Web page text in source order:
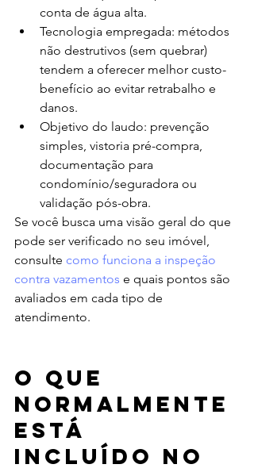
conta de água alta.
Tecnologia empregada: métodos
não destrutivos (sem quebrar)
tendem a oferecer melhor custo-
benefício ao evitar retrabalho e
danos.
Objetivo do laudo: prevenção
simples, vistoria pré-compra,
documentação para
condomínio/seguradora ou
validação pós-obra.
Se você busca uma visão geral do que
pode ser verificado no seu imóvel,
consulte como funciona a inspeção
contra vazamentos e quais pontos são
avaliados em cada tipo de
atendimento.
O que
normalmente
está
incluído no